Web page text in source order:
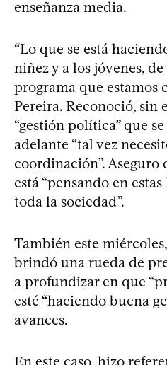
enseñanza media.
“Lo que se está
niñez y a los jóvenes,
programa que estamos
Pereira. Reconoció, sin
“gestión política” que
adelante “tal vez
coordinación”. Aseguro
está “pensando en
toda la sociedad”.
También este
brindó una rueda de
a profundizar en que
esté “haciendo buena
avances.
En este caso, hizo